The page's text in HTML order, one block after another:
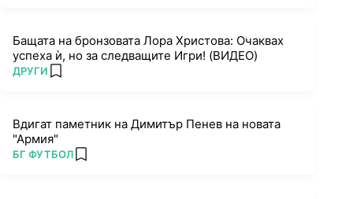
Бащата на бронзовата Лора Христова: Очаквах
успеха ѝ, но за следващите Игри! (ВИДЕО)
ПОВЕЧЕ ОТ
ДРУГИ add favorites
Вдигат паметник на Димитър Пенев на новата
"Армия"
ПОВЕЧЕ ОТ
БГ ФУТБОЛ add favorites